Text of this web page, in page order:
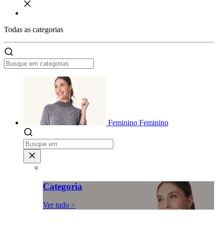
Todas as categorias
Feminino Feminino
Categoria
Ver tudo >